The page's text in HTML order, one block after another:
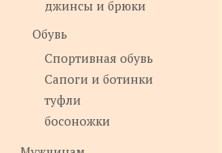
джинсы и брюки
Обувь
Спортивная обувь
Сапоги и ботинки
туфли
босоножки